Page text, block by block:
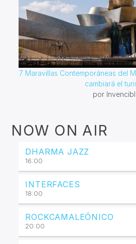
7 Maravillas Contemporáneas del
cambiará el
por
NOW ON AIR
DHARMA JAZZ
16:00
INTERFACES
18:00
ROCKCAMALEÓNICO
20:00